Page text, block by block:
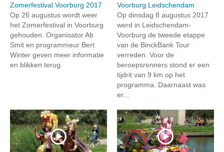
Zomerfestival Voorburg 2017
Op 26 augustus wordt weer
het Zomerfestival in Voorburg
gehouden. Organisator Ab
Smit en programmeur Bert
Winter geven meer informatie
en blikken terug.
Voorburg Leidschendam
Op dinsdag 8 augustus 2017
werd in Leidschendam-
Voorburg de tweede etappe
van de BinckBank Tour
verreden. Voor de
beroepsrenners stond er een
tijdrit van 9 km op het
programma. Daarnaast was
er...